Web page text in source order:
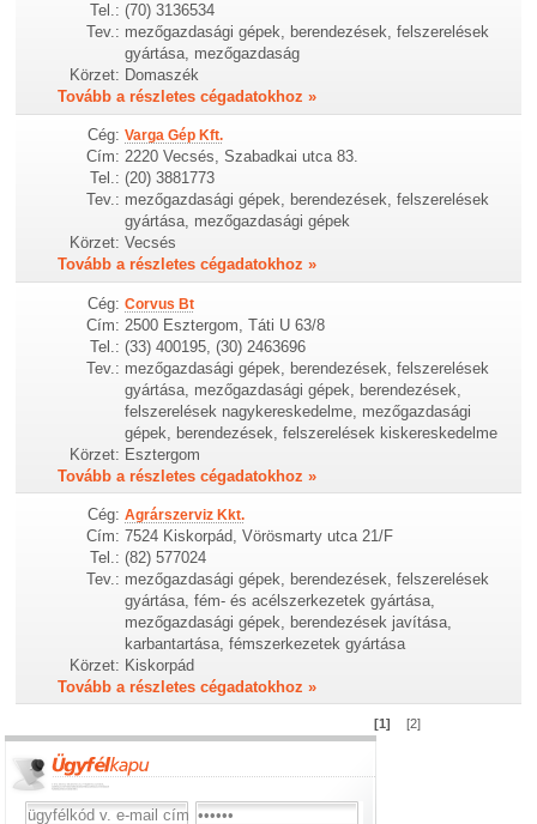
Tel.: (70) 3136534
Tev.: mezőgazdasági gépek, berendezések, felszerelések
gyártása, mezőgazdaság
Körzet: Domaszék
Tovább a részletes cégadatokhoz »
Cég: Varga Gép Kft.
Cím: 2220 Vecsés, Szabadkai utca 83.
Tel.: (20) 3881773
Tev.: mezőgazdasági gépek, berendezések, felszerelések
gyártása, mezőgazdasági gépek
Körzet: Vecsés
Tovább a részletes cégadatokhoz »
Cég: Corvus Bt
Cím: 2500 Esztergom, Táti U 63/8
Tel.: (33) 400195, (30) 2463696
Tev.: mezőgazdasági gépek, berendezések, felszerelések
gyártása, mezőgazdasági gépek, berendezések,
felszerelések nagykereskedelme, mezőgazdasági
gépek, berendezések, felszerelések kiskereskedelme
Körzet: Esztergom
Tovább a részletes cégadatokhoz »
Cég: Agrárszerviz Kkt.
Cím: 7524 Kiskorpád, Vörösmarty utca 21/F
Tel.: (82) 577024
Tev.: mezőgazdasági gépek, berendezések, felszerelések
gyártása, fém- és acélszerkezetek gyártása,
mezőgazdasági gépek, berendezések javítása,
karbantartása, fémszerkezetek gyártása
Körzet: Kiskorpád
Tovább a részletes cégadatokhoz »
[1] [2]